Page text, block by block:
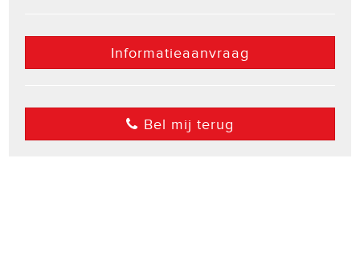
Informatieaanvraag
Bel mij terug